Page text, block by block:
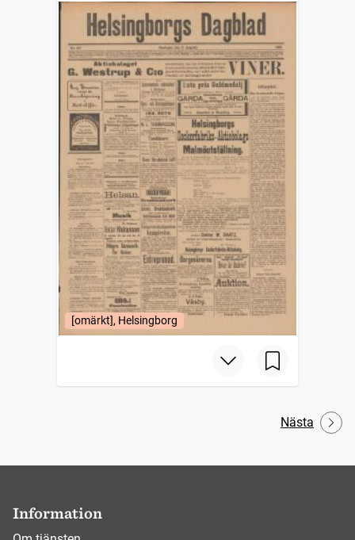
[omärkt], Helsingborg
Nästa
Information